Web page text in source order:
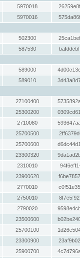
5970018
5970016
502300
587530
589000
589010
27100400
25300200
2710080
25700500
25700600
23300320
2310010
23900620
2770010
2750010
2790020
23500600
25700100
23300900
25900700